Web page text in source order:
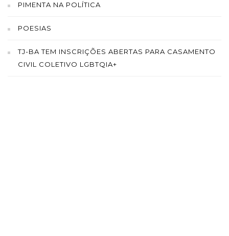
PIMENTA NA POLÍTICA
POESIAS
TJ-BA TEM INSCRIÇÕES ABERTAS PARA CASAMENTO
CIVIL COLETIVO LGBTQIA+